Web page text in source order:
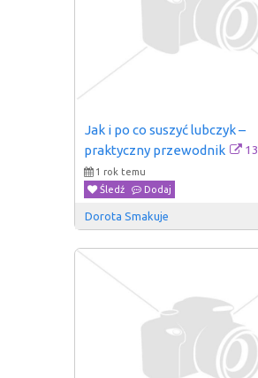
Jak i po co suszyć lubczyk –
praktyczny przewodnik
13
1 rok temu
Śledź
Dodaj
Dorota Smakuje